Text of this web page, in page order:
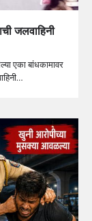
जलवाहिनी
एका बांधकामावर